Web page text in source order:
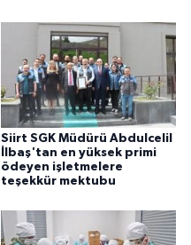
Siirt SGK Müdürü Abdulcelil
İlbaş'tan en yüksek primi
ödeyen işletmelere
teşekkür mektubu